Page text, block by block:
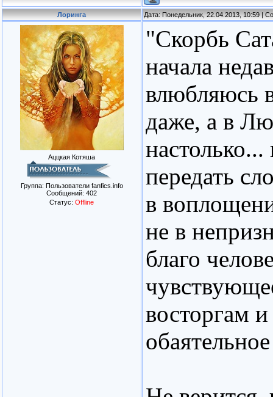
Лоринга Дата: Понедельник, 22.04.2013, 10:59 |
Аццкая Котяша
Группа: Пользователи fanfics.info
Сообщений: 402
Статус: Offline
"Скорбь
начала
влюбляюсь
даже, а в
передать
в
не в
благо
восторгам